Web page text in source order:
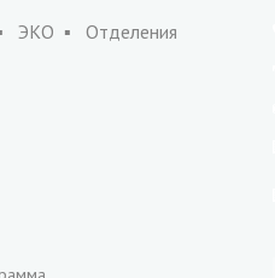
ЭКО Отделения